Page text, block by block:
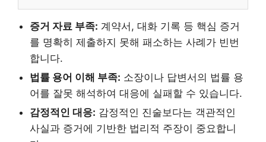
증거 자료 부족: 계약서, 대화 기록 등 핵심 증거
를 명확히 제출하지 못해 패소하는 사례가 빈번
합니다.
법률 용어 이해 부족: 소장이나 답변서의 법률 용
어를 잘못 해석하여 대응에 실패할 수 있습니다.
감정적인 대응: 감정적인 진술보다는 객관적인
사실과 증거에 기반한 법리적 주장이 중요합니